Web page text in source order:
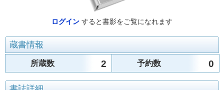
ログイン すると書影をご覧になれます
蔵書情報
所蔵数 2 予約数 0